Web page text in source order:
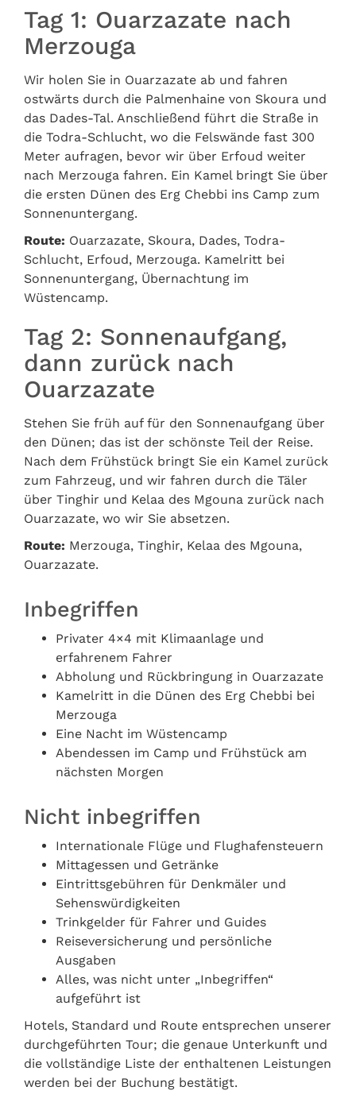
Tag 1: Ouarzazate nach
Merzouga
Wir holen Sie in Ouarzazate ab und fahren
ostwärts durch die Palmenhaine von Skoura und
das Dades-Tal. Anschließend führt die Straße in
die Todra-Schlucht, wo die Felswände fast 300
Meter aufragen, bevor wir über Erfoud weiter
nach Merzouga fahren. Ein Kamel bringt Sie über
die ersten Dünen des Erg Chebbi ins Camp zum
Sonnenuntergang.
Route: Ouarzazate, Skoura, Dades, Todra-
Schlucht, Erfoud, Merzouga. Kamelritt bei
Sonnenuntergang, Übernachtung im
Wüstencamp.
Tag 2: Sonnenaufgang,
dann zurück nach
Ouarzazate
Stehen Sie früh auf für den Sonnenaufgang über
den Dünen; das ist der schönste Teil der Reise.
Nach dem Frühstück bringt Sie ein Kamel zurück
zum Fahrzeug, und wir fahren durch die Täler
über Tinghir und Kelaa des Mgouna zurück nach
Ouarzazate, wo wir Sie absetzen.
Route: Merzouga, Tinghir, Kelaa des Mgouna,
Ouarzazate.
Inbegriffen
Privater 4×4 mit Klimaanlage und
erfahrenem Fahrer
Abholung und Rückbringung in Ouarzazate
Kamelritt in die Dünen des Erg Chebbi bei
Merzouga
Eine Nacht im Wüstencamp
Abendessen im Camp und Frühstück am
nächsten Morgen
Nicht inbegriffen
Internationale Flüge und Flughafensteuern
Mittagessen und Getränke
Eintrittsgebühren für Denkmäler und
Sehenswürdigkeiten
Trinkgelder für Fahrer und Guides
Reiseversicherung und persönliche
Ausgaben
Alles, was nicht unter „Inbegriffen“
aufgeführt ist
Hotels, Standard und Route entsprechen unserer
durchgeführten Tour; die genaue Unterkunft und
die vollständige Liste der enthaltenen Leistungen
werden bei der Buchung bestätigt.